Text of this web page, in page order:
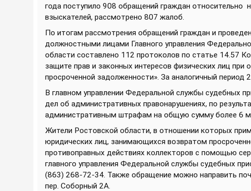
года поступило 908 обращений граждан относительно
взыскателей, рассмотрено 807 жалоб.
По итогам рассмотрения обращений граждан и
должностными лицами Главного управления
области составлено 112 протоколов по статье 14.57
защите прав и законных интересов физических лиц при
просроченной задолженности». За аналогичный
В главном управлении Федеральной службы судебных
дел об административных правонарушениях, по
административным штрафам на общую сумму более 6
Жители Ростовской области, в отношении которых
юридических лиц, занимающихся возвратом
противоправных действиях коллекторов с помощью
главного управления Федеральной службы судебных
(863) 268-72-34. Также обращение можно направить
пер. Соборный 2А.